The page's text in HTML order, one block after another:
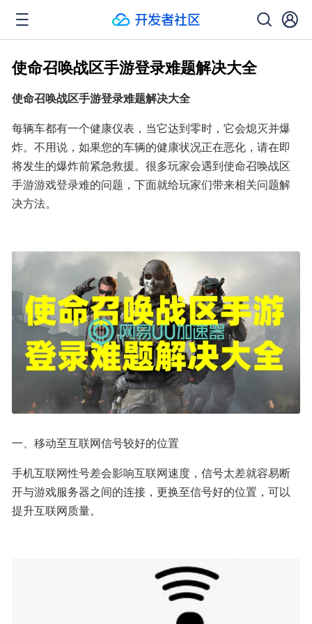
使命召唤战区手游登录难题解决大全
使命召唤战区手游登录难题解决大全
每辆车都有一个健康仪表，当它达到零时，它会熄灭并爆
炸。不用说，如果您的车辆的健康状况正在恶化，请在即
将发生的爆炸前紧急救援。很多玩家会遇到使命召唤战区
手游游戏登录难的问题，下面就给玩家们带来相关问题解
决方法。
一、移动至互联网信号较好的位置
手机互联网性号差会影响互联网速度，信号太差就容易断
开与游戏服务器之间的连接，更换至信号好的位置，可以
提升互联网质量。